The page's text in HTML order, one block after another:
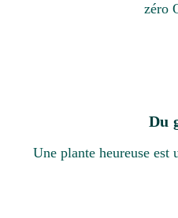
zéro
Du
Une plante heureuse est